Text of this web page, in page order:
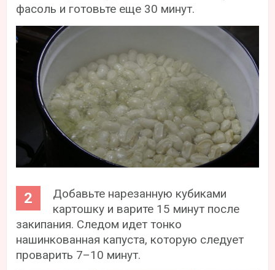
фасоль и готовьте еще 30 минут.
Добавьте нарезанную кубиками
картошку и варите 15 минут после
закипания. Следом идет тонко
нашинкованная капуста, которую следует
проварить 7–10 минут.